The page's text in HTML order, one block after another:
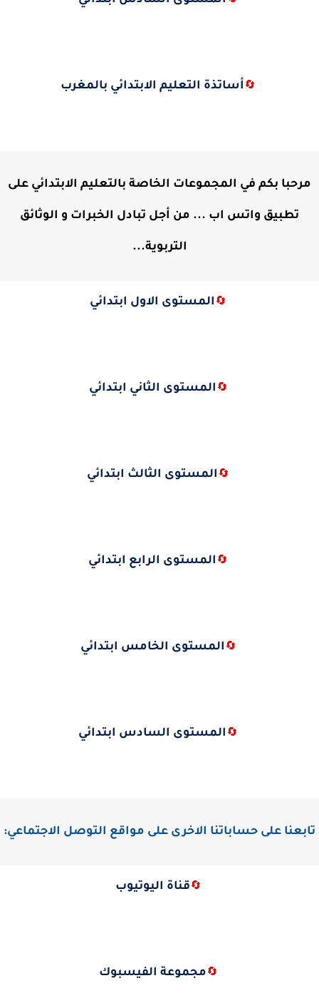
🔄 أساتذة التعليم الابتدائي بالمغرب
مرحبا بكم في المجموعات الخاصة بالتعليم الابتدائي على
تطبيق واتس اب ... من أجل تبادل الخبرات و الوثائق
التربوية...
🔄 المستوى الاول ابتدائي
🔄 المستوى الثاني ابتدائي
🔄 المستوى الثالث ابتدائي
🔄 المستوى الرابع ابتدائي
🔄 المستوى الخامس ابتدائي
🔄 المستوى السادس ابتدائي
تابعنا على حساباتنا الاخرى على مواقع التوصل الاجتماعي:
🔄قناة اليوتيوب
🔄مجموعة الفيسبوك